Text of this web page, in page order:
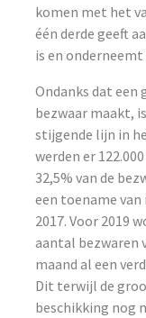
komen met het
één derde geeft
is en
Ondanks dat een
bezwaar maakt,
stijgende lijn in
werden er
32,5% van de
een toename
2017. Voor 2019
aantal bezwaren
maand al een
Dit terwijl de
beschikking nog